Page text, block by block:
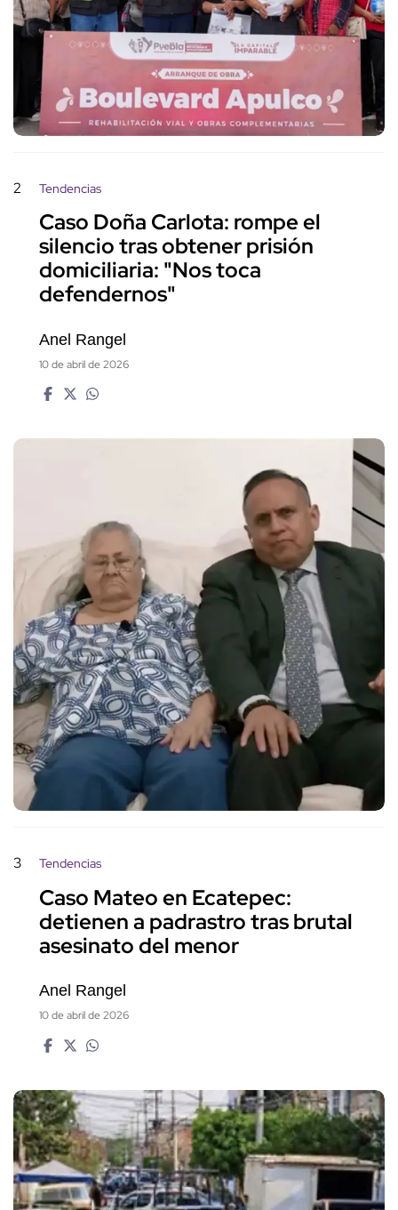
2 Tendencias
Caso Doña Carlota: rompe el
silencio tras obtener prisión
domiciliaria: "Nos toca
defendernos"
Anel Rangel
10 de abril de 2026
3 Tendencias
Caso Mateo en Ecatepec:
detienen a padrastro tras brutal
asesinato del menor
Anel Rangel
10 de abril de 2026